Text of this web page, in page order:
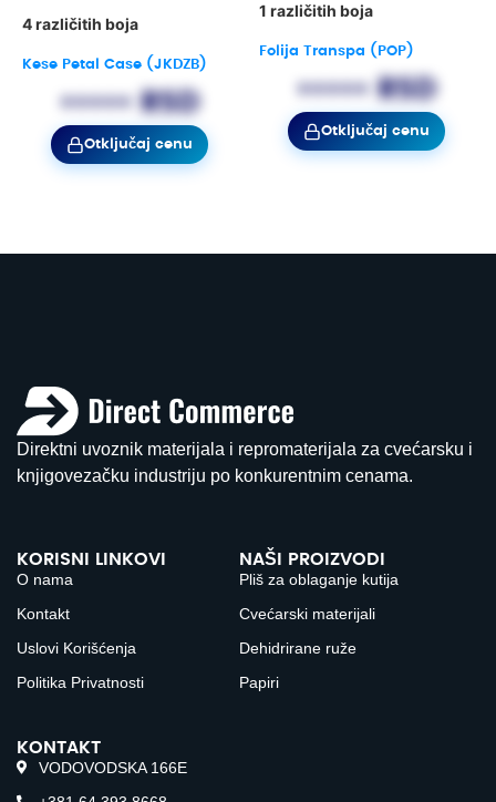
4 različitih boja
Kese Petal Case (JKDZB)
••••• RSD
Otključaj cenu
1 različitih boja
Folija Transpa (POP)
••••• RSD
Otključaj cenu
Direktni uvoznik materijala i repromaterijala za cvećarsku i
knjigovezačku industriju po konkurentnim cenama.
KORISNI LINKOVI
O nama
Kontakt
Uslovi Korišćenja
Politika Privatnosti
NAŠI PROIZVODI
Pliš za oblaganje kutija
Cvećarski materijali
Dehidrirane ruže
Papiri
KONTAKT
VODOVODSKA 166E